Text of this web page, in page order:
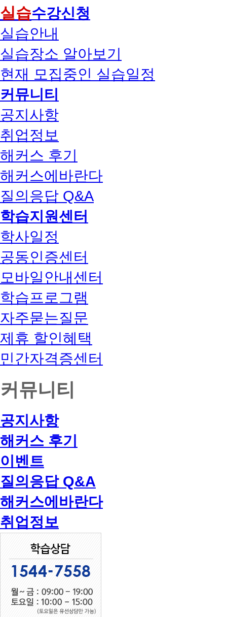
실습수강신청
실습안내
실습장소 알아보기
현재 모집중인 실습일정
커뮤니티
공지사항
취업정보
해커스 후기
해커스에바란다
질의응답 Q&A
학습지원센터
학사일정
공동인증센터
모바일안내센터
학습프로그램
자주묻는질문
제휴 할인혜택
민간자격증센터
커뮤니티
공지사항
해커스 후기
이벤트
질의응답 Q&A
해커스에바란다
취업정보